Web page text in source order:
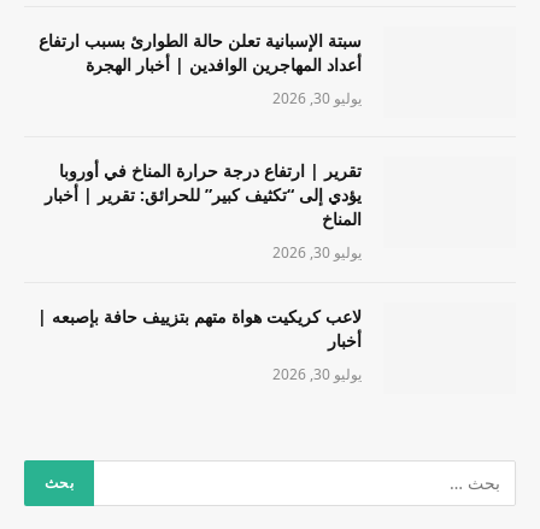
سبتة الإسبانية تعلن حالة الطوارئ بسبب ارتفاع
أعداد المهاجرين الوافدين | أخبار الهجرة
يوليو 30, 2026
تقرير | ارتفاع درجة حرارة المناخ في أوروبا
يؤدي إلى “تكثيف كبير” للحرائق: تقرير | أخبار
المناخ
يوليو 30, 2026
لاعب كريكيت هواة متهم بتزييف حافة بإصبعه |
أخبار
يوليو 30, 2026